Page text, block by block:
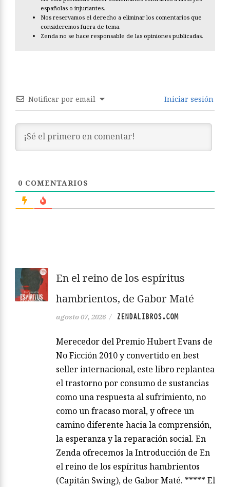
españolas o injuriantes.
Nos reservamos el derecho a eliminar los comentarios que
consideremos fuera de tema.
Zenda no se hace responsable de las opiniones publicadas.
Notificar por email Iniciar sesión
0 COMENTARIOS
En el reino de los espíritus
hambrientos, de Gabor Maté
agosto 07, 2026 / ZENDALIBROS.COM
Merecedor del Premio Hubert Evans de
No Ficción 2010 y convertido en best
seller internacional, este libro replantea
el trastorno por consumo de sustancias
como una respuesta al sufrimiento, no
como un fracaso moral, y ofrece un
camino diferente hacia la comprensión,
la esperanza y la reparación social. En
Zenda ofrecemos la Introducción de En
el reino de los espíritus hambrientos
(Capitán Swing), de Gabor Maté. ***** El